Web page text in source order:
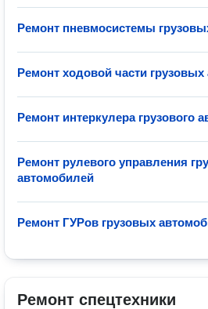
Ремонт пневмосистемы
Ремонт ходовой части
Ремонт интеркулера грузового
Ремонт рулевого управления
автомобилей
Ремонт ГУРов грузовых
Ремонт спецтехники